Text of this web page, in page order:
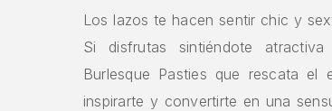
Los lazos te hacen sentir chic y
Si disfrutas sintiéndote
Burlesque Pasties que rescata el
inspirarte y convertirte en una